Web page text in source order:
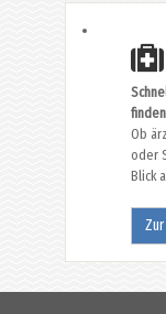
Ob
oder
Blick